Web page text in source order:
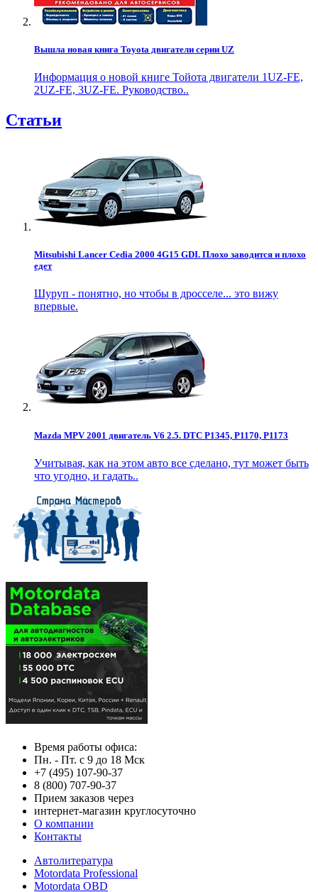
Вышла новая книга Toyota двигатели серии UZ
Информация о новой книге Тойота двигатели 1UZ-FE,
2UZ-FE, 3UZ-FE. Руководство..
Статьи
Mitsubishi Lancer Cedia 2000 4G15 GDI. Плохо заводится и плохо
едет
Шуруп - понятно, но чтобы в дросселе... это вижу
впервые.
Mazda MPV 2001 двигатель V6 2.5. DTC P1345, P1170, P1173
Учитывая, как на этом авто все сделано, тут может быть
что угодно, и гадать..
Время работы офиса:
Пн. - Пт. с 9 до 18 Мск
+7 (495) 107-90-37
8 (800) 707-90-37
Прием заказов через
интернет-магазин круглосуточно
О компании
Контакты
Автолитература
Motordata Professional
Motordata OBD